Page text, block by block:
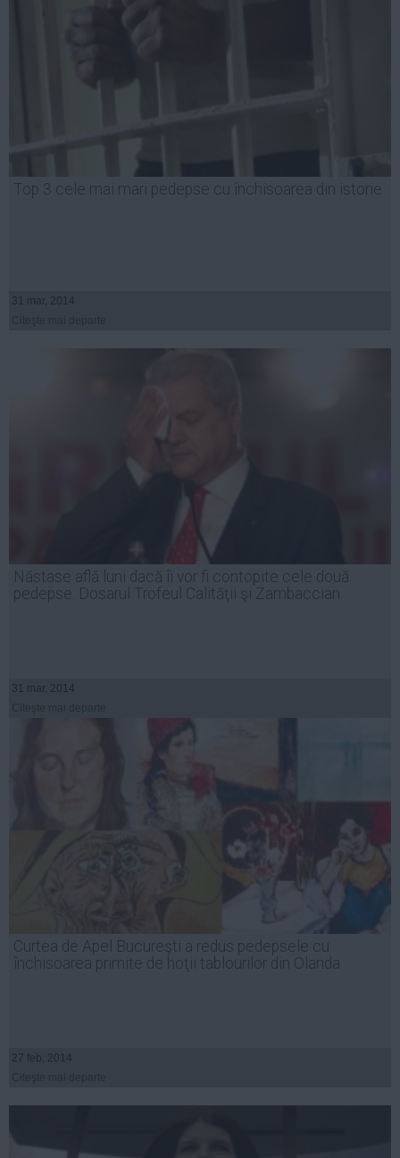
Top 3 cele mai mari pedepse cu închisoarea din istorie
31 mar, 2014
Năstase află luni dacă îi vor fi contopite cele două
pedepse: Dosarul Trofeul Calităţii şi Zambaccian
31 mar, 2014
Curtea de Apel Bucureşti a redus pedepsele cu
închisoarea primite de hoţii tablourilor din Olanda
27 feb, 2014